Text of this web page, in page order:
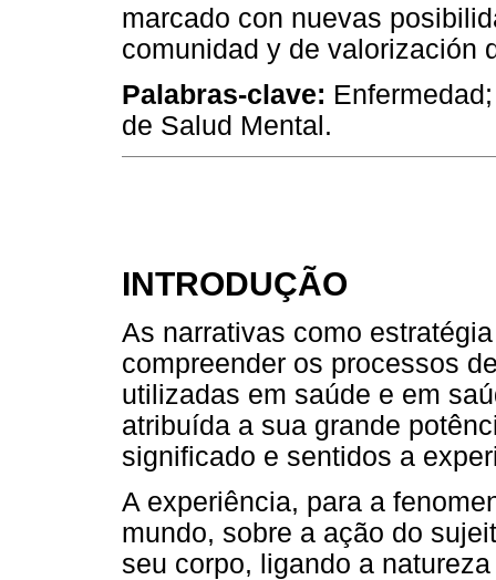
marcado con nuevas
comunidad y de valorización
Palabras-clave:
de Salud Mental.
INTRODUÇÃO
As narrativas como
compreender os processos
utilizadas em saúde e em
atribuída a sua grande
significado e sentidos a
A experiência, para a
mundo, sobre a ação do
seu corpo, ligando a